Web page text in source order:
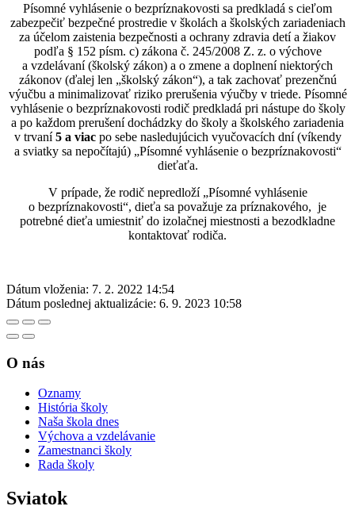
Písomné vyhlásenie o bezpríznakovosti sa predkladá s cieľom
zabezpečiť bezpečné prostredie v školách a školských zariadeniach
za účelom zaistenia bezpečnosti a ochrany zdravia detí a žiakov
podľa § 152 písm. c) zákona č. 245/2008 Z. z. o výchove
a vzdelávaní (školský zákon) a o zmene a doplnení niektorých
zákonov (ďalej len „školský zákon“), a tak zachovať prezenčnú
výučbu a minimalizovať riziko prerušenia výučby v triede. Písomné
vyhlásenie o bezpríznakovosti rodič predkladá pri nástupe do školy
a po každom prerušení dochádzky do školy a školského zariadenia
v trvaní5 a viacpo sebe nasledujúcich vyučovacích dní (víkendy
a sviatky sa nepočítajú) „Písomné vyhlásenie o bezpríznakovosti“
dieťaťa.
V prípade, že rodič nepredloží „Písomné vyhlásenie
o bezpríznakovosti“, dieťa sa považuje za príznakového, je
potrebné dieťa umiestniť do izolačnej miestnosti a bezodkladne
kontaktovať rodiča.
Dátum vloženia: 7. 2. 2022 14:54
Dátum poslednej aktualizácie: 6. 9. 2023 10:58
O nás
Oznamy
História školy
Naša škola dnes
Výchova a vzdelávanie
Zamestnanci školy
Rada školy
Sviatok